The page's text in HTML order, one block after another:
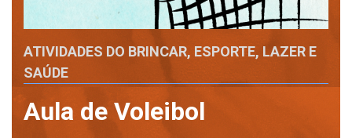
ATIVIDADES DO BRINCAR, ESPORTE, LAZER E
SAÚDE
Aula de Voleibol